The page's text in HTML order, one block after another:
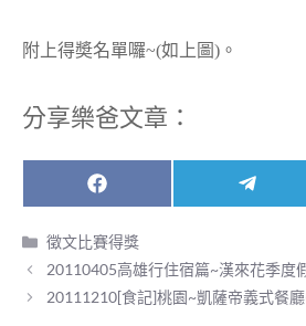
附上得奬名單囉~(如上圖)。
分享樂爸文章：
Share
on
F
a
c
e
b
o
Share
on
e
g
r
a
分
類
徵文比賽得獎
20110405高雄行住宿篇~漢來花季度
20111210[食記]桃園~凱薩帝義式餐